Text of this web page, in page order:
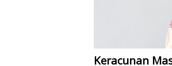
Keracunan